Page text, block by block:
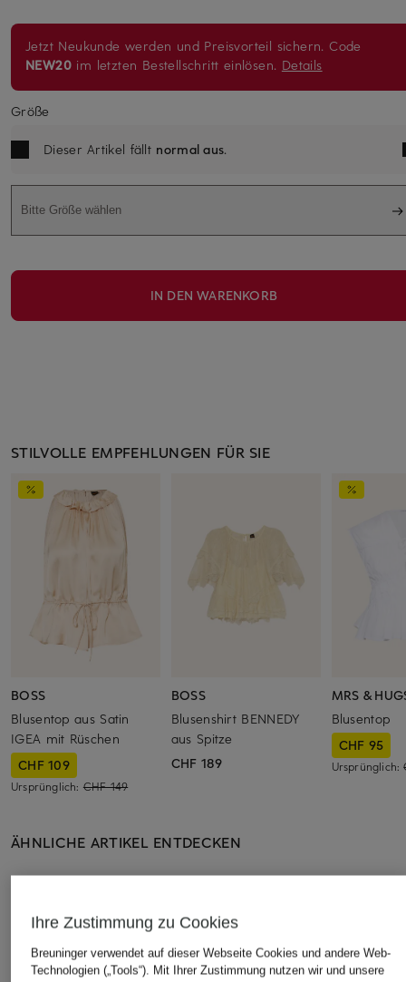
Jetzt Neukunde werden und Preisvorteil sichern. Code
NEW20 im letzten Bestellschritt einlösen. Details
Größe
Dieser Artikel fällt normal aus.
Bitte Größe wählen
IN DEN WARENKORB
STILVOLLE EMPFEHLUNGEN FÜR SIE
BOSS
Blusentop aus Satin
IGEA mit Rüschen
CHF 109
Ursprünglich: CHF 149
BOSS
Blusenshirt BENNEDY
aus Spitze
CHF 189
MRS &
Blusentop
CHF 95
Ursprünglich:
ÄHNLICHE ARTIKEL ENTDECKEN
Ihre Zustimmung zu Cookies
Breuninger verwendet auf dieser Webseite Cookies und andere Web-
Technologien („Tools“). Mit Ihrer Zustimmung nutzen wir und unsere